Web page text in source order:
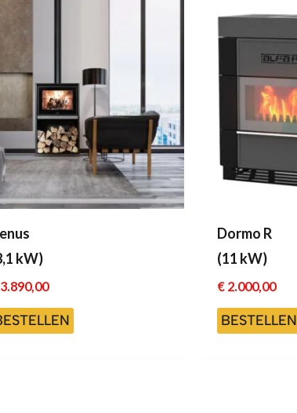
kW)
Dormo R
(11 kW)
€2.000,00
BESTELLEN